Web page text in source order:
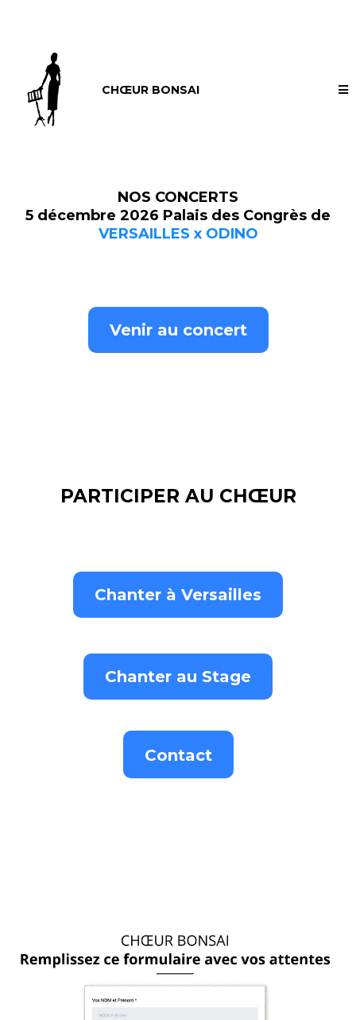
CHŒUR BONSAI
NOS CONCERTS
5 décembre 2026 Palais des Congrès de
VERSAILLES x ODINO
Venir au concert
PARTICIPER AU CHŒUR
Chanter à Versailles
Chanter au Stage
Contact